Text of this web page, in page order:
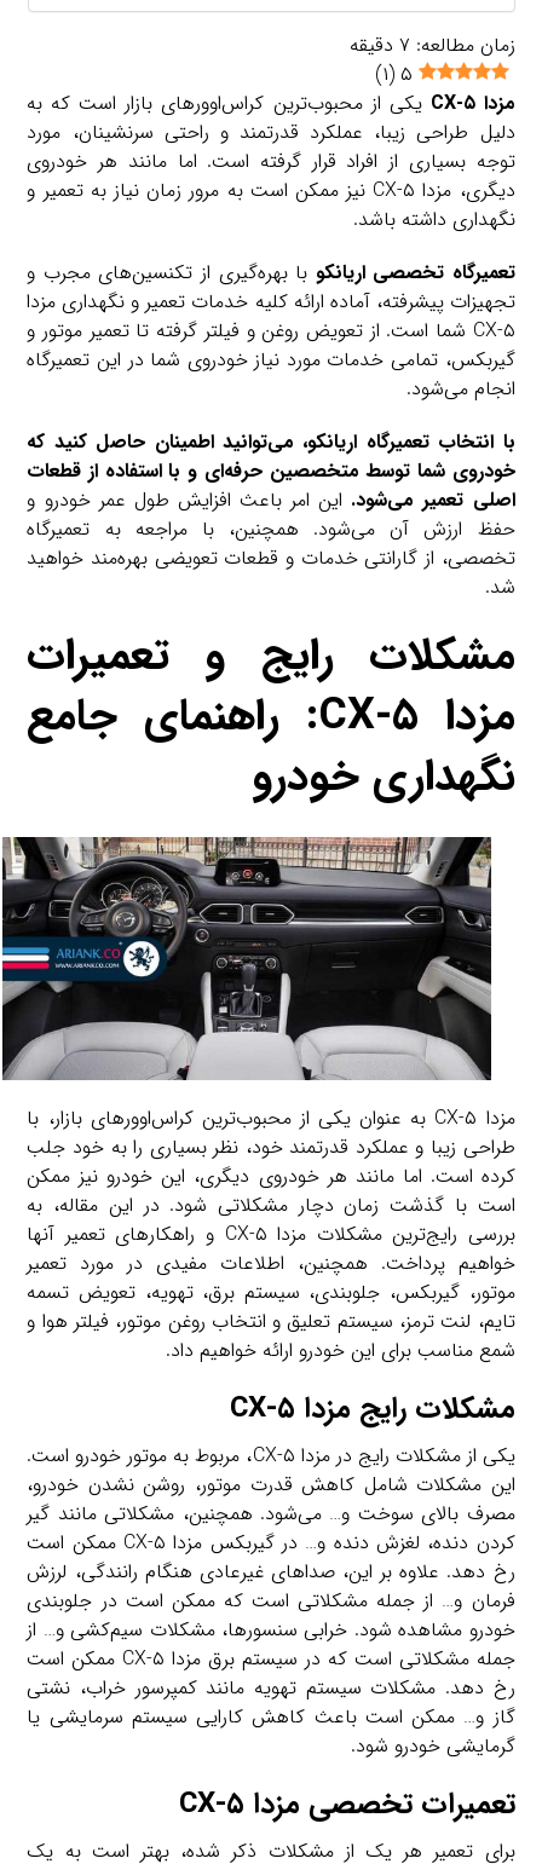
زمان مطالعه: ۷ دقیقه
۵ (۱)
مزدا CX-۵
یکی از محبوب‌ترین کراس‌اوورهای بازار است که به
دلیل طراحی زیبا، عملکرد قدرتمند و راحتی سرنشینان، مورد
توجه بسیاری از افراد قرار گرفته است. اما مانند هر خودروی
دیگری، مزدا CX-۵ نیز ممکن است به مرور زمان نیاز به تعمیر و
نگهداری داشته باشد.
تعمیرگاه تخصصی اریانکو با بهره‌گیری از تکنسین‌های مجرب و
تجهیزات پیشرفته، آماده ارائه کلیه خدمات تعمیر و نگهداری مزدا
CX-۵ شما است. از تعویض روغن و فیلتر گرفته تا تعمیر موتور و
گیربکس، تمامی خدمات مورد نیاز خودروی شما در این تعمیرگاه
انجام می‌شود.
با انتخاب تعمیرگاه اریانکو، می‌توانید اطمینان حاصل کنید که
خودروی شما توسط متخصصین حرفه‌ای و با استفاده از قطعات
اصلی تعمیر می‌شود. این امر باعث افزایش طول عمر خودرو و
حفظ ارزش آن می‌شود. همچنین، با مراجعه به تعمیرگاه
تخصصی، از گارانتی خدمات و قطعات تعویضی بهره‌مند خواهید
شد.
مشکلات رایج و تعمیرات
مزدا CX-۵: راهنمای جامع
نگهداری خودرو
مزدا CX-۵ به عنوان یکی از محبوب‌ترین کراس‌اوورهای بازار، با
طراحی زیبا و عملکرد قدرتمند خود، نظر بسیاری را به خود جلب
کرده است. اما مانند هر خودروی دیگری، این خودرو نیز ممکن
است با گذشت زمان دچار مشکلاتی شود. در این مقاله، به
بررسی رایج‌ترین مشکلات مزدا CX-۵ و راهکارهای تعمیر آنها
خواهیم پرداخت. همچنین، اطلاعات مفیدی در مورد تعمیر
موتور، گیربکس، جلوبندی، سیستم برق، تهویه، تعویض تسمه
تایم، لنت ترمز، سیستم تعلیق و انتخاب روغن موتور، فیلتر هوا و
شمع مناسب برای این خودرو ارائه خواهیم داد.
مشکلات رایج مزدا CX-۵
یکی از مشکلات رایج در مزدا CX-۵، مربوط به موتور خودرو است.
این مشکلات شامل کاهش قدرت موتور، روشن نشدن خودرو،
مصرف بالای سوخت و… می‌شود. همچنین، مشکلاتی مانند گیر
کردن دنده، لغزش دنده و… در گیربکس مزدا CX-۵ ممکن است
رخ دهد. علاوه بر این، صداهای غیرعادی هنگام رانندگی، لرزش
فرمان و… از جمله مشکلاتی است که ممکن است در جلوبندی
خودرو مشاهده شود. خرابی سنسورها، مشکلات سیم‌کشی و… از
جمله مشکلاتی است که در سیستم برق مزدا CX-۵ ممکن است
رخ دهد. مشکلات سیستم تهویه مانند کمپرسور خراب، نشتی
گاز و… ممکن است باعث کاهش کارایی سیستم سرمایشی یا
گرمایشی خودرو شود.
تعمیرات تخصصی مزدا CX-۵
برای تعمیر هر یک از مشکلات ذکر شده، بهتر است به یک